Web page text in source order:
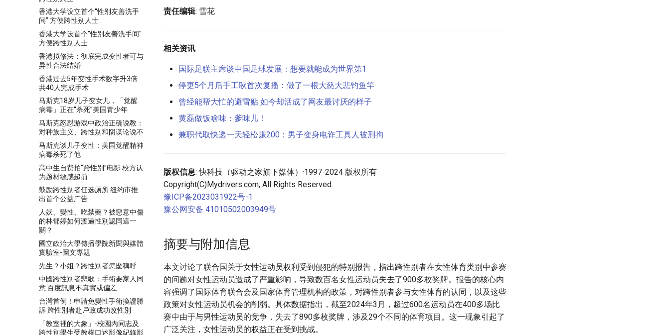
香港大学设立首个“性别友善洗手
间” 方便跨性别人士
香港大学设首个"性别友善洗手间"
方便跨性别人士
香港拟修法：彻底完成变性者可与
异性合法结婚
香港过去5年变性手术数字升3倍
共40人完成手术
马斯克18岁儿子变女儿，「觉醒
病毒」正在“杀死”美国青少年
马斯克怒怼游戏中政治正确说教：
对种族主义、跨性别和阴谋论说不
马斯克谈儿子变性：美国觉醒精神
病毒杀死了他
高中生自费拍“跨性别”电影 校方认
为题材敏感超前
鼓励跨性别者任选厕所 纽约市推
出首个公益广告
人妖、變性、吃禁藥？被惡意中傷
的林郁婷如何渡過性別認同這一
關？
國立政治大學傳播學院新聞與媒體
實驗室-圖文專題
先生？小姐？跨性別者怎麼稱呼
中國跨性別者悲歌：手術要家人同
意 百度訊息不真實或偏差
台灣首例！申請免變性手術換證勝
訴 跨性別者赴戶政成功改性別
「教室裡的大象」-校園內同志及
跨性別學生受教權口述影像紀錄影
责任编辑: 雪花
相关资讯
国际足联主席谈中国足球发展：想要就能成为世界第1
停更5个月后手工耿首次复播：做了一根大慈大悲钓鱼竿
曾经能帮大忙的避雷贴 如今却活成了网友最讨厌的样子
黄磊做饭啥味：爹味儿！
兼职代取快递一天轻松赚200：男子变身电诈工具人被刑拘
版权信息: 快科技（驱动之家旗下媒体）·1997-2024 版权所有
Copyright(C)Mydrivers.com, All Rights Reserved.
豫ICP备2023031922号-1
豫公网安备 41010502003949号
摘要与附加信息
本文讨论了联合国关于女性运动员权利受到侵犯的特别报告，指出跨性别者在女性体育类别中参赛
的问题对女性运动员造成了严重影响，导致数百名女性运动员失去了900多枚奖牌。报告的核心内
容强调了国际体育联合会及国家体育管理机构的政策，对跨性别者参与女性体育的认同，以及这些
政策对女性运动员机会的削弱。具体数据指出，截至2024年3月，超过600名运动员在400多场比
赛中由于与男性运动员的竞争，失去了890多枚奖牌，涉及29个不同的体育项目。这一现象引起了
广泛关注，女性运动员的权益正在受到挑战。